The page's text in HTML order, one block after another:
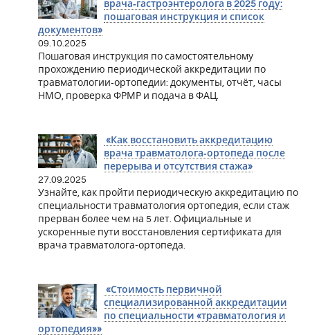
врача‑гастроэнтеролога в 2025 году:
пошаговая инструкция и список
документов»
09.10.2025
Пошаговая инструкция по самостоятельному
прохождению периодической аккредитации по
травматологии‑ортопедии: документы, отчёт, часы
НМО, проверка ФРМР и подача в ФАЦ.
«Как восстановить аккредитацию
врача травматолога‑ортопеда после
перерыва и отсутствия стажа»
27.09.2025
Узнайте, как пройти периодическую аккредитацию по
специальности травматология ортопедия, если стаж
прерван более чем на 5 лет. Официальные и
ускоренные пути восстановления сертификата для
врача травматолога-ортопеда.
«Стоимость первичной
специализированной аккредитации
по специальности «травматология и
ортопедия»»